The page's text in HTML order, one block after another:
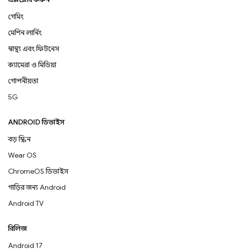
গেমিং
মেশিন লার্নিং
স্বাস্থ্য এবং ফিটনেস
ক্যামেরা ও মিডিয়া
গোপনীয়তা
5G
ANDROID ডিভাইস
বড় স্ক্রিন
Wear OS
ChromeOS ডিভাইস
গাড়ির জন্য Android
Android TV
রিলিজ
Android 17